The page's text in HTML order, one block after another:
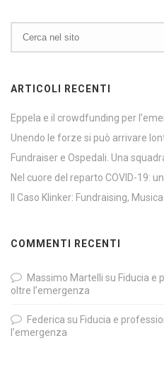
ARTICOLI RECENTI
Eppela e il crowdfunding per
Unendo le forze si può arrivare
Fundraiser e Ospedali. Una
Nel cuore del reparto COVID-19:
Il Caso Klinker: Fundraising,
COMMENTI RECENTI
Massimo Martelli su Fiducia e
oltre l’emergenza
Federica su Fiducia e
l’emergenza